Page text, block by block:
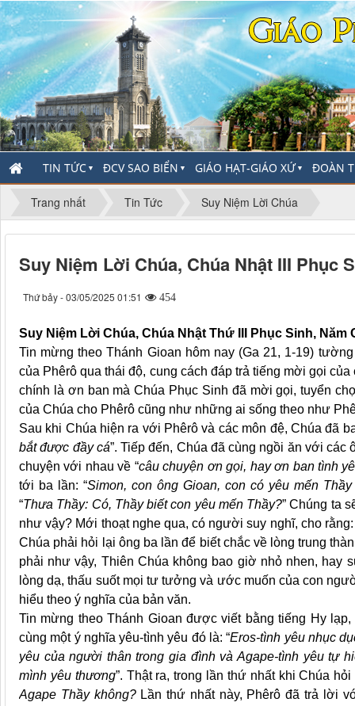
TIN TỨC ▼ ĐCV SAO BIỂN ▼ GIÁO HẠT-GIÁO XỨ▼ ĐOÀN
Trang nhất Tin Tức Suy Niệm Lời Chúa
Suy Niệm Lời Chúa, Chúa Nhật III Phục
Thứ bảy - 03/05/2025 01:51 454
Suy Niệm Lời Chúa, Chúa Nhật Thứ III Phục Sinh, Năm
Tin mừng theo Thánh Gioan hôm nay (Ga 21, 1-19)
của Phêrô qua thái độ, cung cách đáp trả tiếng mời gọi
chính là ơn ban mà Chúa Phục Sinh đã mời gọi, tuyển
của Chúa cho Phêrô cũng như những ai sống theo như
Sau khi Chúa hiện ra với Phêrô và các môn đệ, Chúa đã
bắt được đầy cá”. Tiếp đến, Chúa đã cùng ngồi ăn với
chuyện với nhau về “câu chuyện ơn gọi, hay ơn ban tình
tới ba lần: “Simon, con ông Gioan, con có yêu mến Thầy
“Thưa Thầy: Có, Thầy biết con yêu mến Thầy?” Chúng ta
như vậy? Mới thoạt nghe qua, có người suy nghĩ, cho
Chúa phải hỏi lại ông ba lần để biết chắc về lòng trung
phải như vậy, Thiên Chúa không bao giờ nhỏ nhen, hay
lòng dạ, thấu suốt mọi tư tưởng và ước muốn của con
hiểu theo ý nghĩa của bản văn.
Tin mừng theo Thánh Gioan được viết bằng tiếng Hy
cùng một ý nghĩa yêu-tình yêu đó là: “Eros-tình yêu nhục
yêu của người thân trong gia đình và Agape-tình yêu tự
mình yêu thương”. Thật ra, trong lần thứ nhất khi Chúa
Agape Thầy không?Lần thứ nhất này, Phêrô đã trả lời